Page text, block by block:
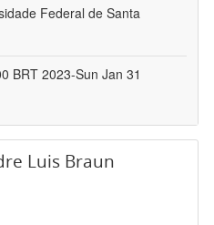
Federal de Santa
BRT 2023-Sun Jan 31
Luis Braun